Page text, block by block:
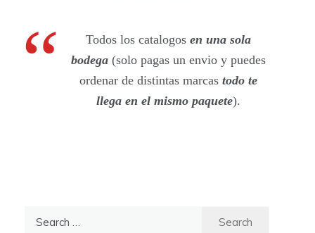
Todos los catalogos en una sola
bodega (solo pagas un envio y puedes
ordenar de distintas marcastodo te
llega en el mismo paquete).